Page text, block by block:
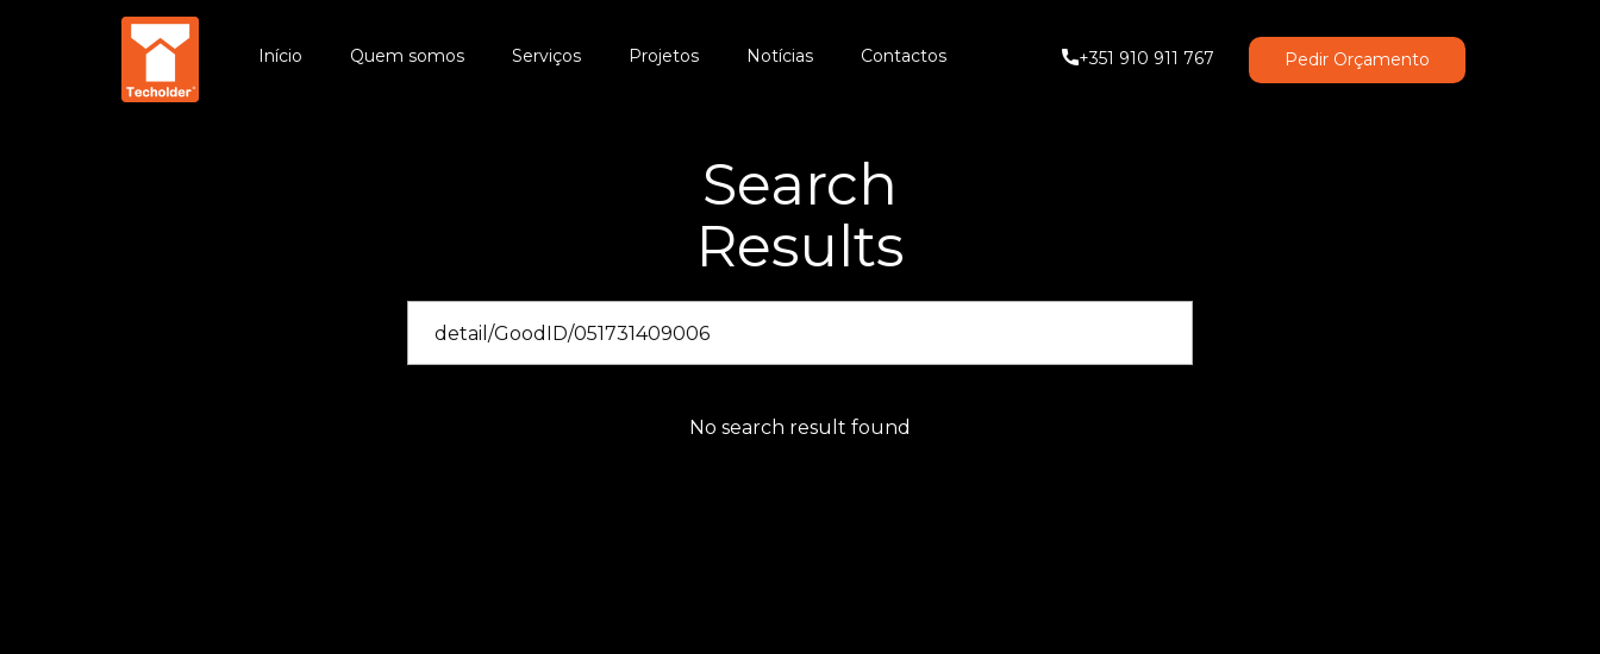
Início Quem somos Serviços Projetos Notícias Contactos Pedir Orçamento
+351 910 911 767
Search
Results
No search result found